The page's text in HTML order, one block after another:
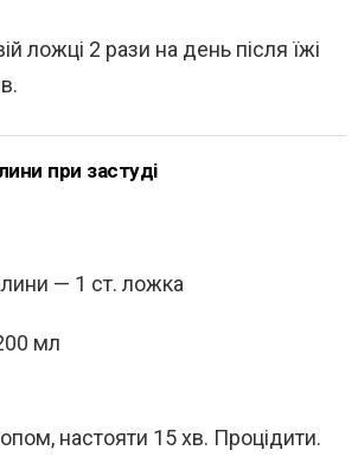
ложці 2 рази на день після їжі
при застуді
— 1 ст. ложка
мл
настояти 15 хв. Процідити.